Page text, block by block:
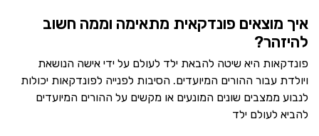
איך מוצאים פונדקאית מתאימה וממה חשוב
להיזהר?
פונדקאות היא שיטה להבאת ילד לעולם על ידי אישה הנושאת
ויולדת עבור ההורים המיועדים. הסיבות לפנייה לפונדקאות יכולות
לנבוע ממצבים שונים המונעים או מקשים על ההורים המיועדים
להביא לעולם ילד